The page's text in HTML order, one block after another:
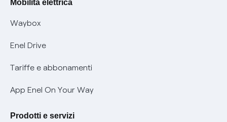
Informativa RAEE
Informativa Privacy AI
Offerta Tutela Vulnerabilità Gas
Mobilità Elettrica
Phishing e truffe online
Verifica chi ti ha chiamato
Agevolazione utenti con disabilità per offerte Fibra
Mobilità elettrica
Waybox
Enel Drive
Tariffe e abbonamenti
App Enel On Your Way
Prodotti e servizi